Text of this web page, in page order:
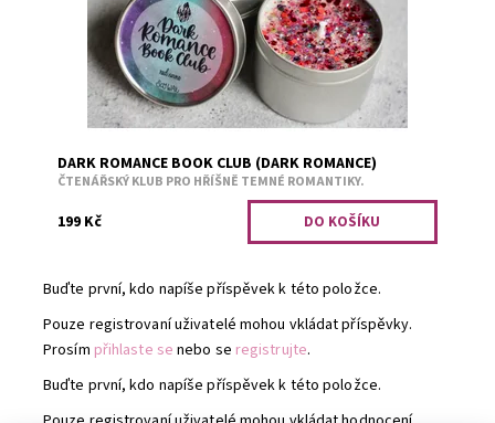
DARK ROMANCE BOOK CLUB (DARK ROMANCE)
ČTENÁŘSKÝ KLUB PRO HŘÍŠNĚ TEMNÉ ROMANTIKY.
199 Kč
Buďte první, kdo napíše příspěvek k této položce.
Pouze registrovaní uživatelé mohou vkládat příspěvky.
Prosím přihlaste se nebo se registrujte.
Buďte první, kdo napíše příspěvek k této položce.